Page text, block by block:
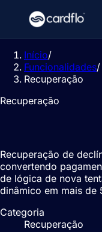
Início/
Funcionalidades/
Recuperação
Recuperação
Recuperação de
convertendo
de lógica de nova
dinâmico em mais de
Categoria
Recuperação